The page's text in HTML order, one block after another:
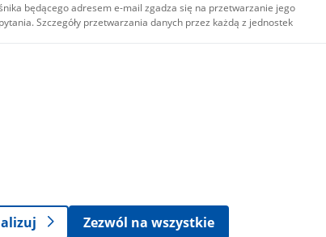
będącego adresem e-mail zgadza się na przetwarzanie jego
Szczegóły przetwarzania danych przez każdą z jednostek
Zezwól na wszystkie